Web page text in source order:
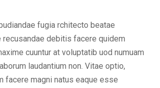
fugia rchitecto beatae
debitis facere quidem
cuuntur at voluptatib uod numuam
laudantium non. Vitae optio,
facere magni natus eaque esse